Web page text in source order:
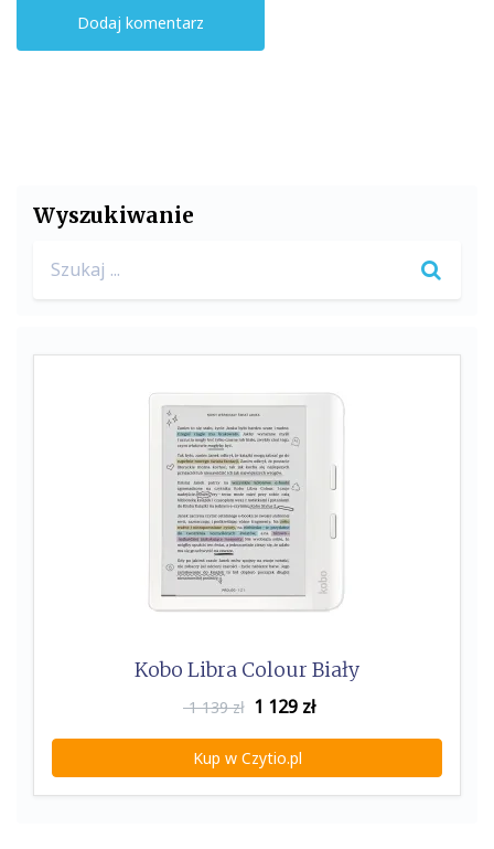
Wyszukiwanie
for:
Kobo Libra Colour Biały
1 139 zł 1 129zł
Kup w Czytio.pl